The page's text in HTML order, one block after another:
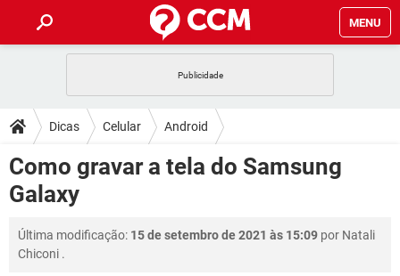
MENU
CELULAR FACEBOOK
OUTLOOK EXCEL
INSTAGRAM
DICAS
JOGOS WHATSAPP
CELULAR FACEBOOK
INSTAGRAM GMAIL
DOWNLOADS
JOGOS
OUTLOOK
FÓRUM
JOGOS WHATSAPP
GLOSSÁRIO
Dicas Celular Android
Como gravar a tela do Samsung
Galaxy
Última modificação: 15 de setembro de 2021 às 15:09 por Natali
Chiconi .